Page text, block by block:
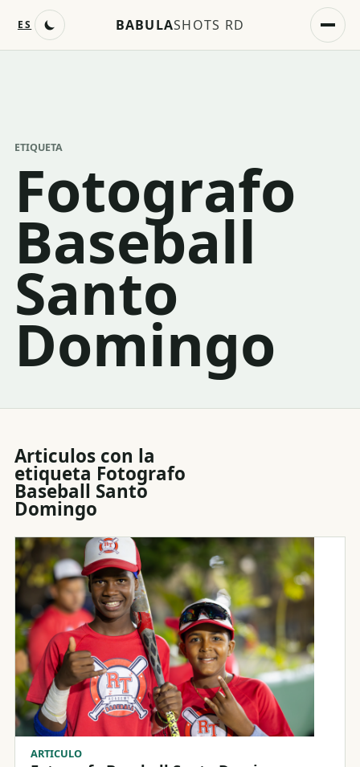
ES BABULASHOTS RD
ETIQUETA
Fotografo
Baseball
Santo
Domingo
Articulos con la
etiqueta Fotografo
Baseball Santo
Domingo
ARTICULO